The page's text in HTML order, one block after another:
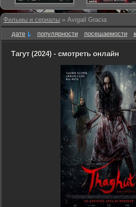
Фильмы и сериалы » Avigail Gracia
дате
популярности посещаемости
Тагут (2024) - смотреть онлайн